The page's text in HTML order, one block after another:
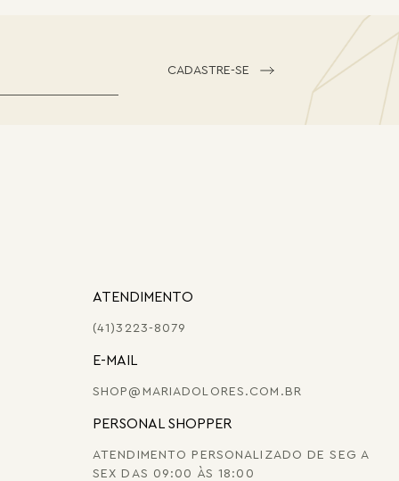
CADASTRE-SE
ATENDIMENTO
(41)3223-8079
E-MAIL
SHOP@MARIADOLORES.COM.BR
PERSONAL SHOPPER
ATENDIMENTO PERSONALIZADO DE SEG A
SEX DAS 09:00 ÀS 18:00